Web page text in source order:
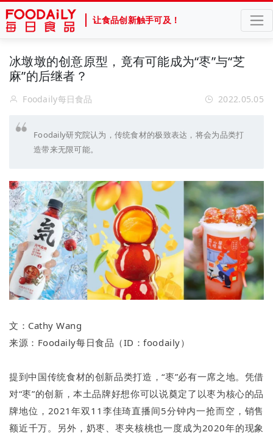
让食品创新触手可及！
冰墩墩的创意原型，竟有可能成为“枣”与“芝
麻”的后继者？
Foodaily每日食品 2022.05.05
Foodaily研究院认为，传统食材的极致表达，将会为品类打
造带来无限可能。
文：Cathy Wang
来源：Foodaily每日食品（ID：foodaily）
提到中国传统食材的创新品类打造，“枣”必有一席之地。凭借
对“枣”的创新，本土品牌好想你可以说奠定了以枣为核心的品
牌地位，2021年双11李佳琦直播间5分钟内一抢而空，销售
额近千万。另外，奶枣、枣夹核桃也一度成为2020年的现象